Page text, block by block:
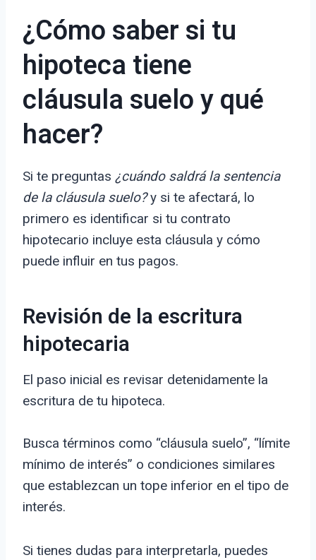
¿Cómo saber si tu
hipoteca tiene
cláusula suelo y qué
hacer?
Si te preguntas ¿cuándo saldrá la sentencia
de la cláusula suelo?y si te afectará, lo
primero es identificar si tu contrato
hipotecario incluye esta cláusula y cómo
puede influir en tus pagos.
Revisión de la escritura
hipotecaria
El paso inicial es revisar detenidamente la
escritura de tu hipoteca.
Busca términos como “cláusula suelo”, “límite
mínimo de interés” o condiciones similares
que establezcan un tope inferior en el tipo de
interés.
Si tienes dudas para interpretarla, puedes